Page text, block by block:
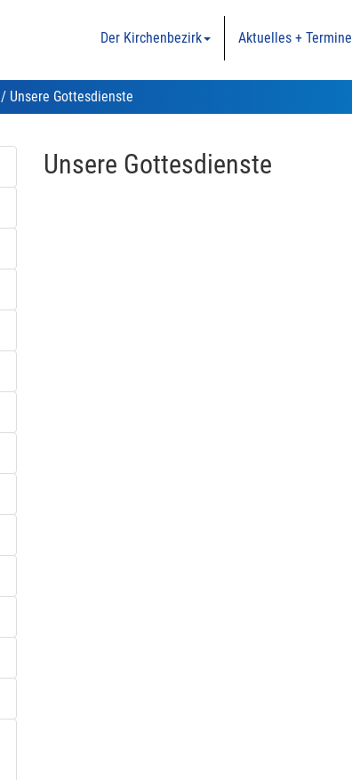
Der Kirchenbezirk Aktuelles + Termine
/ Unsere Gottesdienste
Unsere Gottesdienste